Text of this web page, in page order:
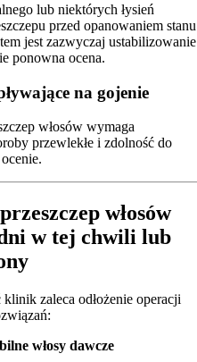
lub niektórych łysień
przed opanowaniem stanu
jest zazwyczaj ustabilizowanie
ponowna ocena.
na gojenie
włosów wymaga
przewlekłe i zdolność do
włosów
w tej chwili lub
zaleca odłożenie operacji
włosy dawcze